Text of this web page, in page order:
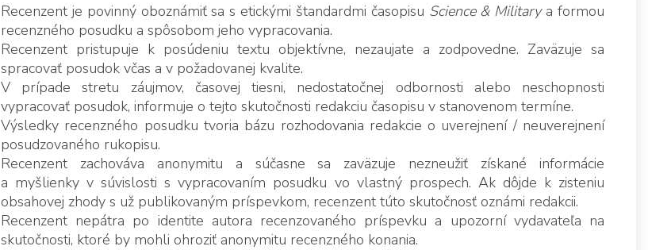
Recenzent je povinný oboznámiť sa s etickými štandardmi časopisu Science & Militarya formou
recenzného posudku a spôsobom jeho vypracovania.
Recenzent pristupuje k posúdeniu textu objektívne, nezaujate a zodpovedne. Zaväzuje sa
spracovať posudok včas a v požadovanej kvalite.
V prípade stretu záujmov, časovej tiesni, nedostatočnej odbornosti alebo neschopnosti
vypracovať posudok, informuje o tejto skutočnosti redakciu časopisu v stanovenom termíne.
Výsledky recenzného posudku tvoria bázu rozhodovania redakcie o uverejnení / neuverejnení
posudzovaného rukopisu.
Recenzent zachováva anonymitu a súčasne sa zaväzuje nezneužiť získané informácie
a myšlienky v súvislosti s vypracovaním posudku vo vlastný prospech. Ak dôjde k zisteniu
obsahovej zhody s už publikovaným príspevkom, recenzent túto skutočnosť oznámi redakcii.
Recenzent nepátra po identite autora recenzovaného príspevku a upozorní vydavateľa na
skutočnosti, ktoré by mohli ohroziť anonymitu recenzného konania.